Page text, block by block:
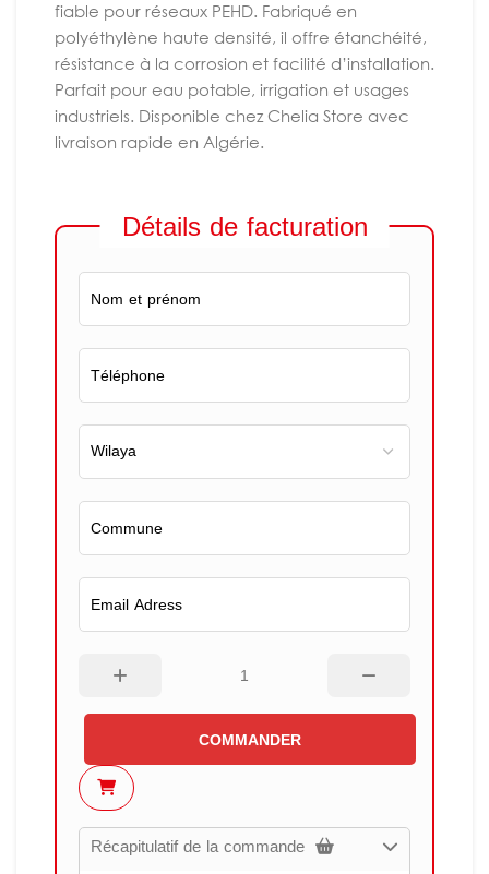
fiable pour réseaux PEHD. Fabriqué en
polyéthylène haute densité, il offre étanchéité,
résistance à la corrosion et facilité d’installation.
Parfait pour eau potable, irrigation et usages
industriels. Disponible chez Chelia Store avec
livraison rapide en Algérie.
Détails de facturation
COMMANDER
Récapitulatif de la commande